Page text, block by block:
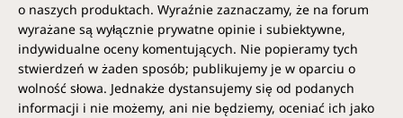
o naszych produktach. Wyraźnie zaznaczamy, że na forum
wyrażane są wyłącznie prywatne opinie i subiektywne,
indywidualne oceny komentujących. Nie popieramy tych
stwierdzeń w żaden sposób; publikujemy je w oparciu o
wolność słowa. Jednakże dystansujemy się od podanych
informacji i nie możemy, ani nie będziemy, oceniać ich jako